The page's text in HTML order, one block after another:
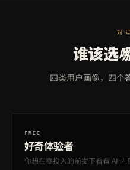
对
谁该选
四类用户画像，四个
FREE
好奇体验者
你想在零投入的前提下看看 AI 内